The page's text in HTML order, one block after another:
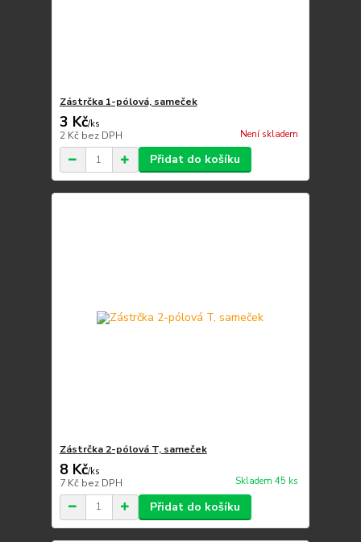
Zástrčka 1-pólová, sameček
3 Kč/ks
2 Kč bez DPH Není skladem
Přidat do košíku
Zástrčka 2-pólová T, sameček
8 Kč/ks
7 Kč bez DPH Skladem 45 ks
Přidat do košíku